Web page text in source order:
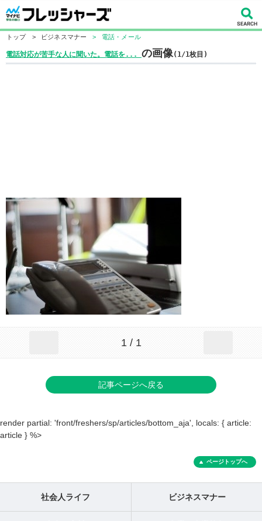
トップ > ビジネスマナー > 電話・メール
電話対応が苦手な人に聞いた。電話を... の画像(1/1枚目)
1 / 1
記事ページへ戻る
render partial: 'front/freshers/sp/articles/bottom_aja', locals: { article:
article } %>
ページトップへ
社会人ライフ ビジネスマナー